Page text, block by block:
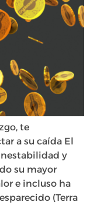
te
a su caída El
y
su mayor
e incluso ha
(Terra